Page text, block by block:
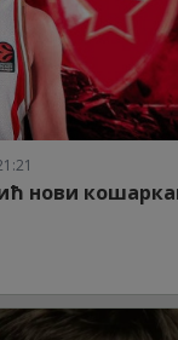
нови